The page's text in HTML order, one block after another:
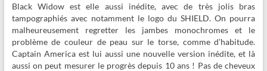
Black Widow est elle aussi inédite, avec de très jolis bras
tampographiés avec notamment le logo du SHIELD. On pourra
malheureusement regretter les jambes monochromes et le
problème de couleur de peau sur le torse, comme d’habitude.
Captain America est lui aussi une nouvelle version inédite, et là
aussi on peut mesurer le progrès depuis 10 ans ! Pas de cheveux